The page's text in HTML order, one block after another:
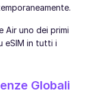
Air uno dei primi
eSIM in tutti i
Globali